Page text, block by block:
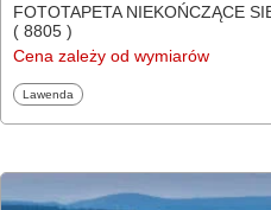
FOTOTAPETA NIEKOŃCZĄCE
( 8805 )
Cena zależy od wymiarów
Fototapety
Lawenda